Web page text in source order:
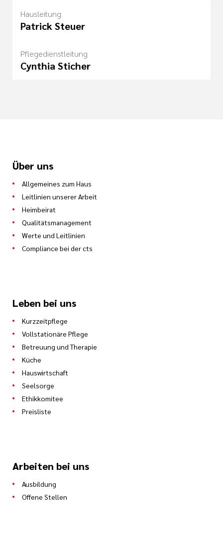
Hausleitung
Patrick Steuer
Pflegedienstleitung
Cynthia Sticher
Über uns
Allgemeines zum Haus
Leitlinien unserer Arbeit
Heimbeirat
Qualitätsmanagement
Werte und Leitlinien
Compliance bei der cts
Leben bei uns
Kurzzeitpflege
Vollstationäre Pflege
Betreuung und Therapie
Küche
Hauswirtschaft
Seelsorge
Ethikkomitee
Preisliste
Arbeiten bei uns
Ausbildung
Offene Stellen